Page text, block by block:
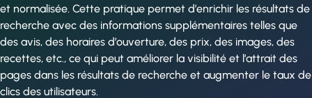
et normalisée. Cette pratique permet d’enrichir les résultats de
recherche avec des informations supplémentaires telles que
des avis, des horaires d’ouverture, des prix, des images, des
recettes, etc., ce qui peut améliorer la visibilité et l’attrait des
pages dans les résultats de recherche et augmenter le taux de
clics des utilisateurs.